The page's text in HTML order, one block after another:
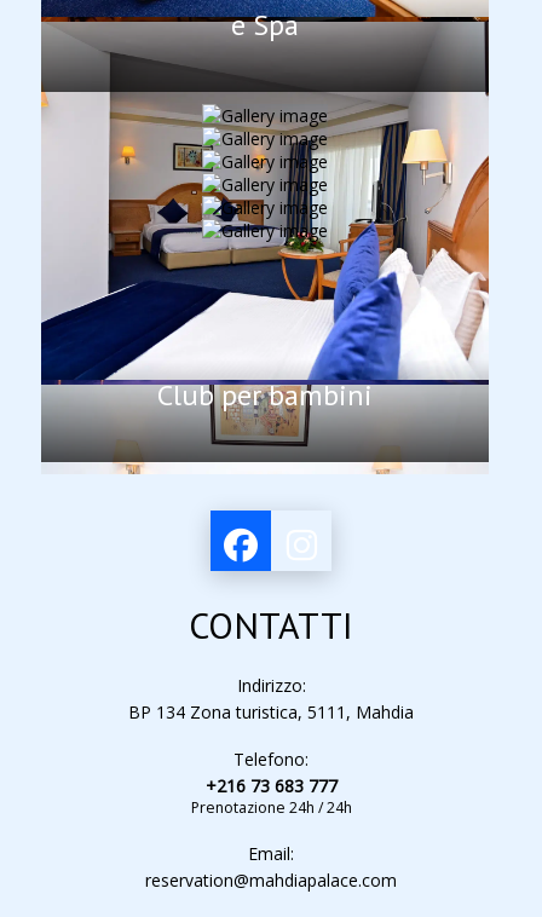
e Spa
Club per bambini
CONTATTI
Indirizzo:
BP 134 Zona turistica, 5111, Mahdia
Telefono:
+216 73 683 777
Prenotazione 24h / 24h
Email:
reservation@mahdiapalace.com